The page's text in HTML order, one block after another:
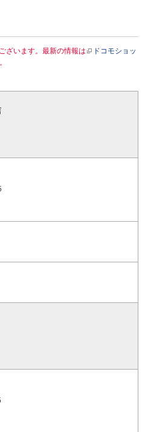
ざいます。最新の情報は
ドコモショッ